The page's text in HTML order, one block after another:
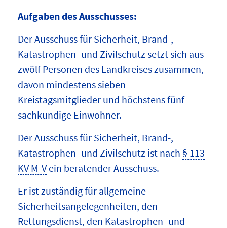
Aufgaben des Ausschusses:
Der Ausschuss für Sicherheit, Brand-,
Katastrophen- und Zivilschutz setzt sich aus
zwölf Personen des Landkreises zusammen,
davon mindestens sieben
Kreistagsmitglieder und höchstens fünf
sachkundige Einwohner.
Der Ausschuss für Sicherheit, Brand-,
Katastrophen- und Zivilschutz ist nach § 113
KV M-Vein beratender Ausschuss.
Er ist zuständig für allgemeine
Sicherheitsangelegenheiten, den
Rettungsdienst, den Katastrophen- und